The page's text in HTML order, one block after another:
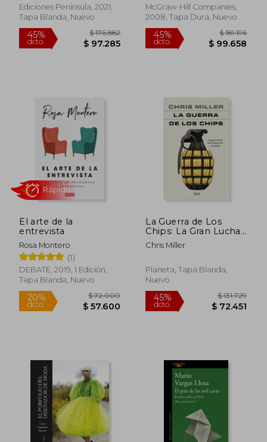
45%
dcto. $ 64.229 dcto.
Ediciones Península, 2021,
Tapa Blanda, Nuevo
Experience Courtesy
of the Ritz-Carlton
Inglés)
McGraw-Hill Companies,
2008, Tapa Dura, Nuevo
El arte de la
entrevista
Rosa Montero
(1)
DEBATE, 2019, 1 Edición,
Tapa Blanda, Nuevo
La Guerra de Los
Chips: La Gran Lucha
Por El Dominio
Mundial / Chip War:
Dominate the World's
Most Critical
Chris Miller
Planeta, Tapa Blanda,
Nuevo